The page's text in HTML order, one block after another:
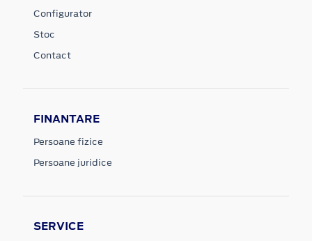
Configurator
Stoc
Contact
FINANTARE
Persoane fizice
Persoane juridice
SERVICE